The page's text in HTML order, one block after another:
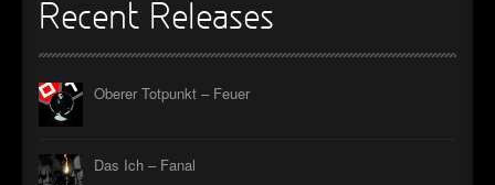
Recent Releases
Oberer Totpunkt – Feuer
Das Ich – Fanal